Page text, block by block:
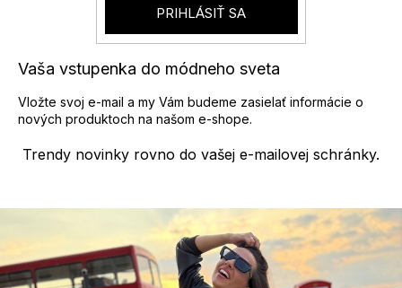
Trendy novinky rovno do vašej e-mailovej schránky.
Vaša vstupenka do módneho sveta
Vložte svoj e-mail a my Vám budeme zasielať informácie o
nových produktoch na našom e-shope.
PRIHLÁSIŤ SA